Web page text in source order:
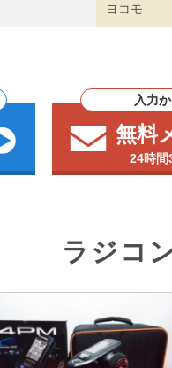
ヨコモ
入力
無料
24時間
ラジコ